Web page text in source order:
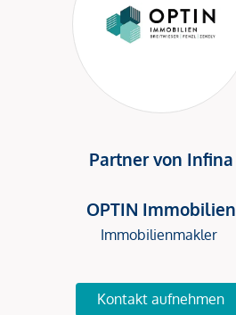
Partner von Infina
OPTIN Immobilien
Immobilienmakler
Kontakt aufnehmen